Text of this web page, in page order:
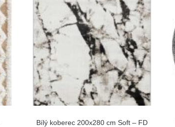
Bílý koberec 200x280 cm Soft – FD